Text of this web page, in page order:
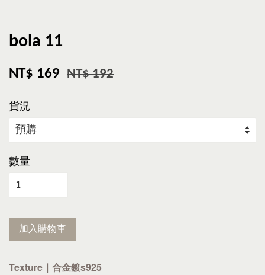
bola 11
NT$ 169 NT$ 192
貨況
數量
加入購物車
Texture｜合金鍍s925